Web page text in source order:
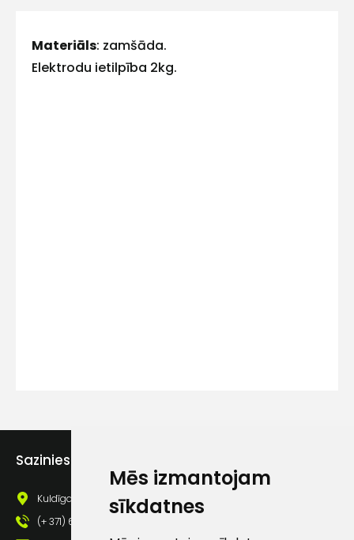
Mēs izmantojam
sīkdatnes
Materiāls: zamšāda.
Elektrodu ietilpība 2kg.
Sazinies ar mums
Kuldīgas iela 69a, Saldus, Saldus nov., LV - 3801
(+ 371) 63 881 186
lietošanas noteikumiem
Piekrītu saņemt